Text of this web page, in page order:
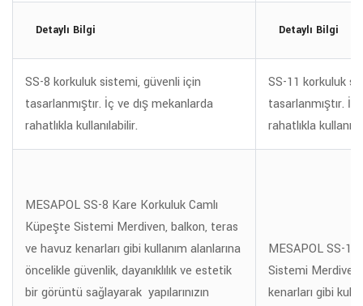
Detaylı Bilgi Detaylı Bilgi
SS-8 korkuluk sistemi, güvenli için
tasarlanmıştır. İç ve dış mekanlarda
rahatlıkla kullanılabilir.
SS-11 korkuluk
tasarlanmıştır.
rahatlıkla
MESAPOL SS-8 Kare Korkuluk Camlı
Küpeşte Sistemi Merdiven, balkon, teras
ve havuz kenarları gibi kullanım alanlarına
öncelikle güvenlik, dayanıklılık ve estetik
bir görüntü sağlayarak yapılarınızın
MESAPOL SS-
Sistemi
kenarları gibi